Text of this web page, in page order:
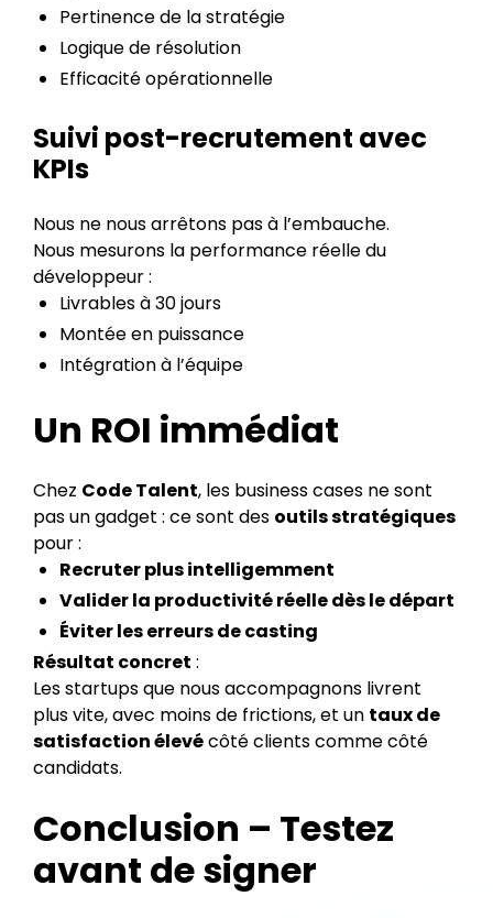
Pertinence de la stratégie
Logique de résolution
Efficacité opérationnelle
Suivi post-recrutement avec
KPIs
Nous ne nous arrêtons pas à l’embauche.
Nous mesurons la performance réelle du
développeur :
Livrables à 30 jours
Montée en puissance
Intégration à l’équipe
Un ROI immédiat
Chez Code Talent, les business cases ne sont
pas un gadget : ce sont des outils stratégiques
pour :
Recruter plus intelligemment
Valider la productivité réelle dès le départ
Éviter les erreurs de casting
Résultat concret :
Les startups que nous accompagnons livrent
plus vite, avec moins de frictions, et un taux de
satisfaction élevécôté clients comme côté
candidats.
Conclusion – Testez
avant de signer